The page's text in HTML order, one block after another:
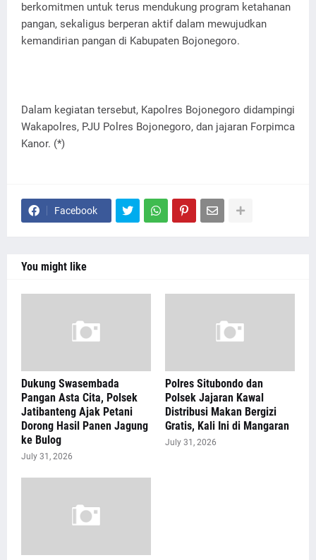
berkomitmen untuk terus mendukung program ketahanan
pangan, sekaligus berperan aktif dalam mewujudkan
kemandirian pangan di Kabupaten Bojonegoro.
Dalam kegiatan tersebut, Kapolres Bojonegoro didampingi
Wakapolres, PJU Polres Bojonegoro, dan jajaran Forpimca
Kanor. (*)
Facebook
You might like
Dukung Swasembada
Pangan Asta Cita, Polsek
Jatibanteng Ajak Petani
Dorong Hasil Panen Jagung
ke Bulog
July 31, 2026
Polres Situbondo dan
Polsek Jajaran Kawal
Distribusi Makan Bergizi
Gratis, Kali Ini di Mangaran
July 31, 2026